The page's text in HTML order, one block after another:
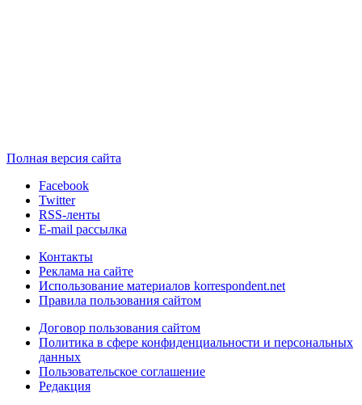
Полная версия сайта
Facebook
Twitter
RSS-ленты
E-mail рассылка
Контакты
Реклама на сайте
Использование материалов korrespondent.net
Правила пользования сайтом
Договор пользования сайтом
Политика в сфере конфиденциальности и персональных
данных
Пользовательское соглашение
Редакция